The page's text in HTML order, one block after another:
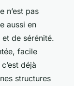
n’est pas
aussi en
de sérénité.
facile
déjà
structures